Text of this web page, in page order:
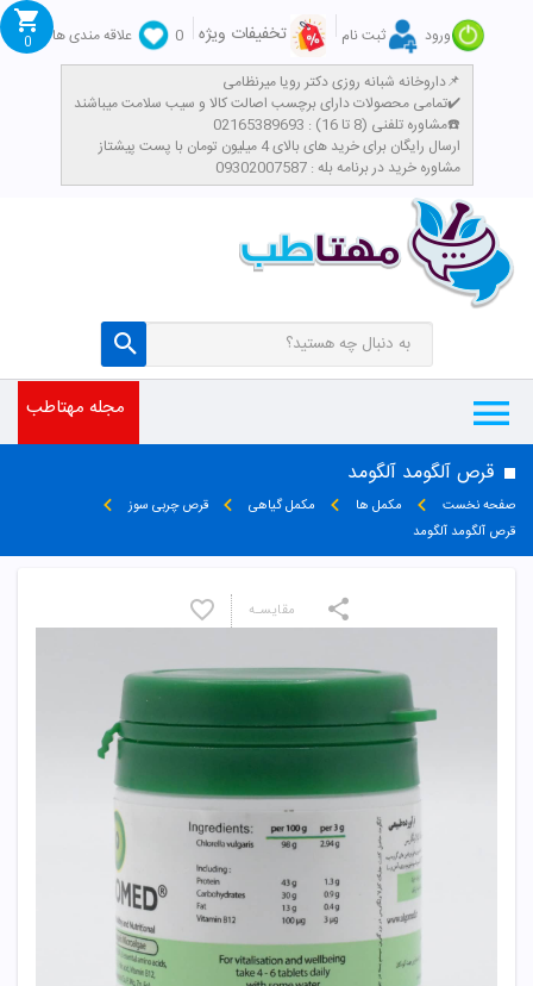
ورود ثبت نام تخفیفات ویژه 0
علاقه مندی ها
داروخانه شبانه روزی دکتر رویا میرنظامی📌
تمامی محصولات دارای برچسب اصالت کالا و سیب سلامت میباشند✔️
مشاوره تلفنی (8 تا 16) : 02165389693☎️
​ارسال رایگان برای خرید های بالای 4 میلیون تومان با پست پیشتاز
مشاوره خرید در برنامه بله : 09302007587
0
مجله مهتاطب
قرص آلگومد آلگومد
صفحه نخست مکمل ها مکمل گیاهی
قرص چربی سوز
قرص آلگومد آلگومد
مقایسـه